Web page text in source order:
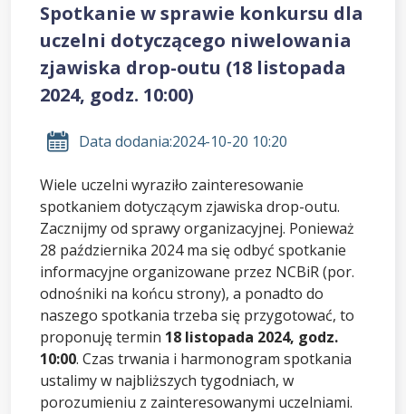
Spotkanie w sprawie konkursu dla
uczelni dotyczącego niwelowania
zjawiska drop-outu (18 listopada
2024, godz. 10:00)
Data dodania:2024-10-20 10:20
Wiele uczelni wyraziło zainteresowanie
spotkaniem dotyczącym zjawiska drop-outu.
Zacznijmy od sprawy organizacyjnej. Ponieważ
28 października 2024 ma się odbyć spotkanie
informacyjne organizowane przez NCBiR (por.
odnośniki na końcu strony), a ponadto do
naszego spotkania trzeba się przygotować, to
proponuję termin 18 listopada 2024, godz.
10:00. Czas trwania i harmonogram spotkania
ustalimy w najbliższych tygodniach, w
porozumieniu z zainteresowanymi uczelniami.